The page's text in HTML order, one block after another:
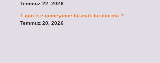
Temmuz 22, 2026
1 gün işe gitmeyince tutanak tutulur mu ?
Temmuz 20, 2026